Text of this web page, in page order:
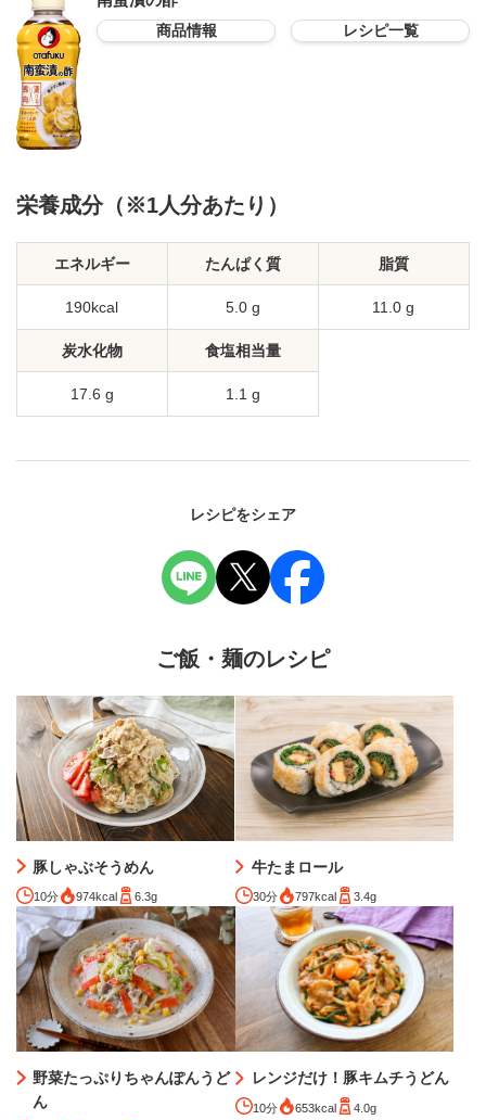
商品情報 レシピ一覧
栄養成分（※1人分あたり）
エネルギー
190kcal
たんぱく質
5.0 g
脂質
11.0 g
炭水化物
17.6 g
食塩相当量
1.1 g
レシピをシェア
ご飯・麺のレシピ
豚しゃぶそうめん
10分 974kcal 6.3g
牛たまロール
30分 797kcal 3.4g
野菜たっぷりちゃんぽんうど
ん
レンジだけ！豚キムチうどん
10分 653kcal 4.0g